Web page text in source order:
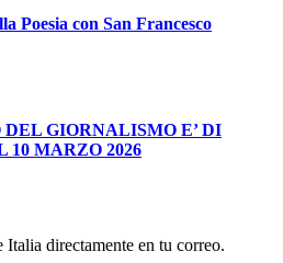
Poesia con San Francesco
GIORNALISMO E’ DI
10 MARZO 2026
directamente en tu correo.